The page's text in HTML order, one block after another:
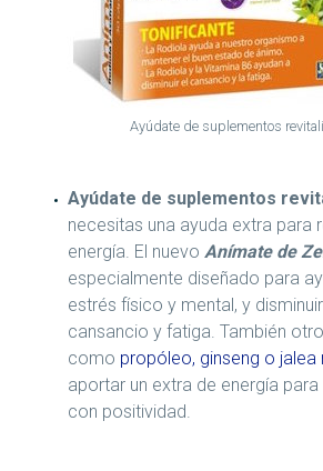
Ayúdate de suplementos
Ayúdate de suplementos
necesitas una ayuda extra para
energía. El nuevo Anímate de
especialmente diseñado para
estrés físico y mental, y
cansancio y fatiga. También
como propóleo, ginseng o jalea
aportar un extra de energía
con positividad.